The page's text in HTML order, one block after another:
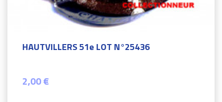
HAUTVILLERS 51e LOT N°25436
2,00 €